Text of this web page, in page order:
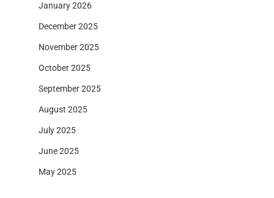
January 2026
December 2025
November 2025
October 2025
September 2025
August 2025
July 2025
June 2025
May 2025